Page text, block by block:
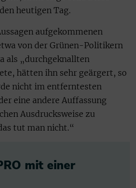
heutigen Tag.
aufgekommenen
von der Grünen-Politikern
als „durchgeknallten
hätten ihn sehr geärgert, so
nicht im entferntesten
eine andere Auffassung
Ausdrucksweise zu
tut man nicht.“
mit einer